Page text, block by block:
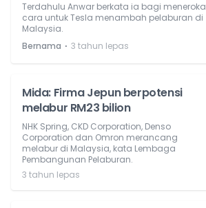
Terdahulu Anwar berkata ia bagi meneroka
cara untuk Tesla menambah pelaburan di
Malaysia.
Bernama ⋅ 3 tahun lepas
Mida: Firma Jepun berpotensi
melabur RM23 bilion
NHK Spring, CKD Corporation, Denso
Corporation dan Omron merancang
melabur di Malaysia, kata Lembaga
Pembangunan Pelaburan.
3 tahun lepas